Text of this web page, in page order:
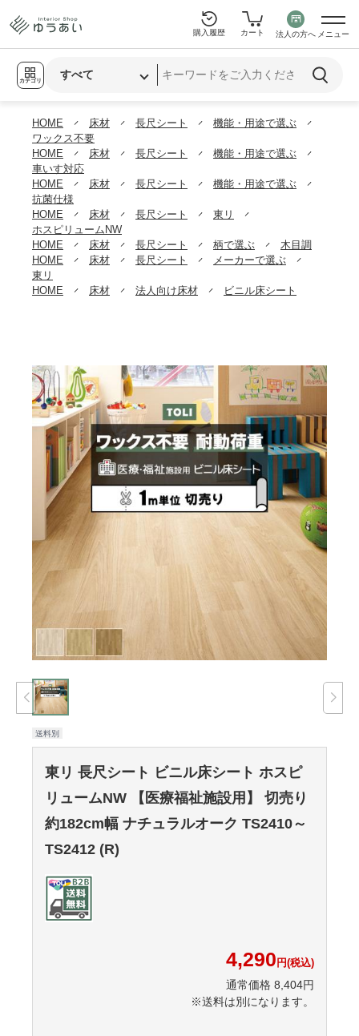
カテゴリ
購入履歴 カート 法人の方へ メニュー
HOME 床材 長尺シート
機能・用途で選ぶ
ワックス不要
HOME
床材 長尺シート
機能・用途で選ぶ
車いす対応
HOME
床材 長尺シート
機能・用途で選ぶ
抗菌仕様
HOME
床材 長尺シート
東リ
ホスピリュームNW
HOME
床材 長尺シート 柄で選ぶ
木目調
HOME
床材 長尺シート
メーカーで選ぶ
東リ
HOME
床材 法人向け床材 ビニル床シート
送料別
東リ 長尺シート ビニル床シート ホスピ
リュームNW 【医療福祉施設用】 切売り
約182cm幅 ナチュラルオーク TS2410～
TS2412 (R)
4,290 円(税込)
通常価格 8,404円
※送料は別になります。